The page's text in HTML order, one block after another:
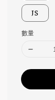
JS
數量